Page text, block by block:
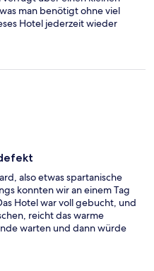
man benötigt ohne viel
Hotel jederzeit wieder
(für den Preis) -
also etwas spartanische
konnten wir an einem Tag
Hotel war voll gebucht, und
reicht das warme
warten und dann würde
eine Reservierung in
einem anderen Tag waren